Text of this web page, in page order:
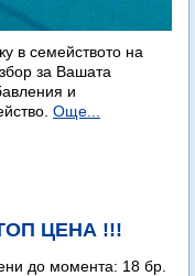
в семейството на
за Вашата
и
Още...
ЦЕНА !!!
до момента: 18 бр.